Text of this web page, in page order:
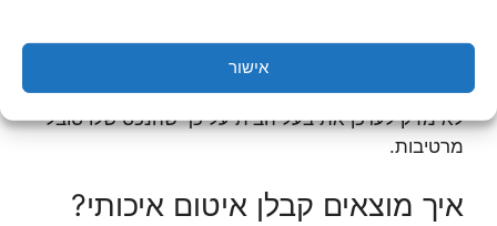
אישור
יתכן והשד לא נורא כל כך ואתם בהחלט יכולים
להסתפק בצביעה של האזור שמוכה בעובש. עם זאת,
לא מזיק לעדכן את בעל הבית על כך שהנכס שלו סובל
מרטיבות.
איך מוצאים קבלן איטום איכותי?